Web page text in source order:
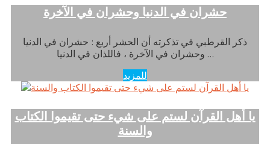
حشران في الدنيا وحشران في الآخرة
ذكر القرطبي في تذكرته أن الحشر أربع : حشران في الدنيا
وحشران في الآخرة ، فاللذان في الدنيا …
للمزيد
يا أهل القرآن لستم على شيء حتى تقيموا الكتاب
والسنة